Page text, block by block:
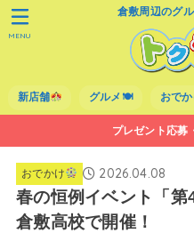
倉敷周辺のグ
新店舗 グルメ🍽 おで
MENU
プレゼント応募
おでかけ 2026.04.08
春の恒例イベント「
倉敷高校で開催！